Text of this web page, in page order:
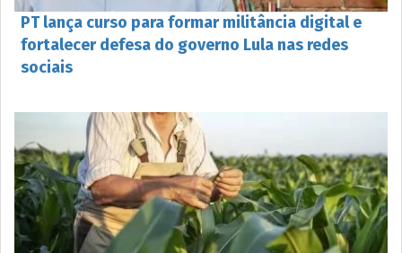
PT lança curso para formar militância digital e
fortalecer defesa do governo Lula nas redes
sociais